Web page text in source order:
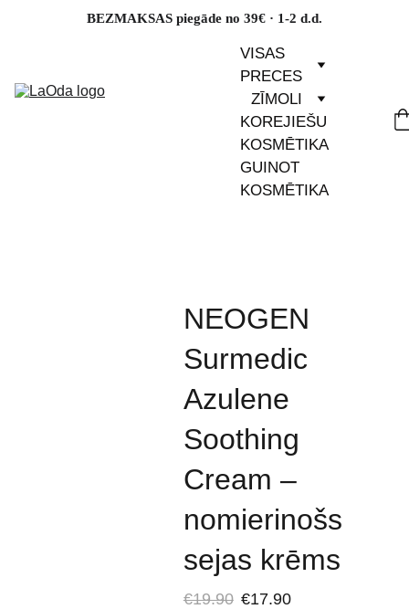
BEZMAKSAS piegāde no 39€ · 1-2 d.d.
VISAS
PRECES
ZĪMOLI
KOREJIEŠU
KOSMĒTIKA
GUINOT
KOSMĒTIKA
NEOGEN
Surmedic
Azulene
Soothing
Cream –
nomierinošs
sejas krēms
€19.90 €17.90